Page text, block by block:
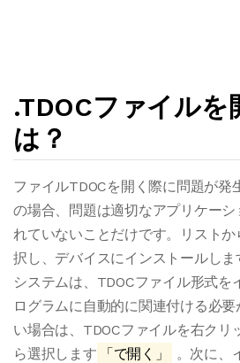
.TDOCファイルを
は？
ファイルTDOCを開く際に問題が発
の場合、問題は適切なアプリケー
れていないことだけです。リスト
択し、デバイスにインストールし
システムは、TDOCファイル形式を
ログラムに自動的に関連付ける必
い場合は、TDOCファイルを右クリ
ら選択します
「で開く」
。次に、